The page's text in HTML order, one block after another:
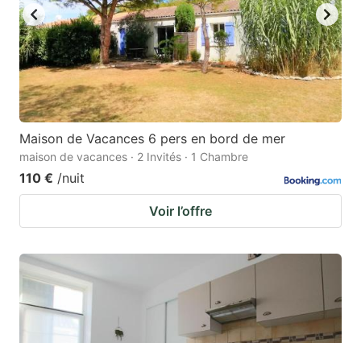
Maison de Vacances 6 pers en bord de mer
maison de vacances · 2 Invités · 1 Chambre
110 € /nuit
Voir l’offre